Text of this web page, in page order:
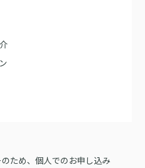
ため、個人でのお申し込み